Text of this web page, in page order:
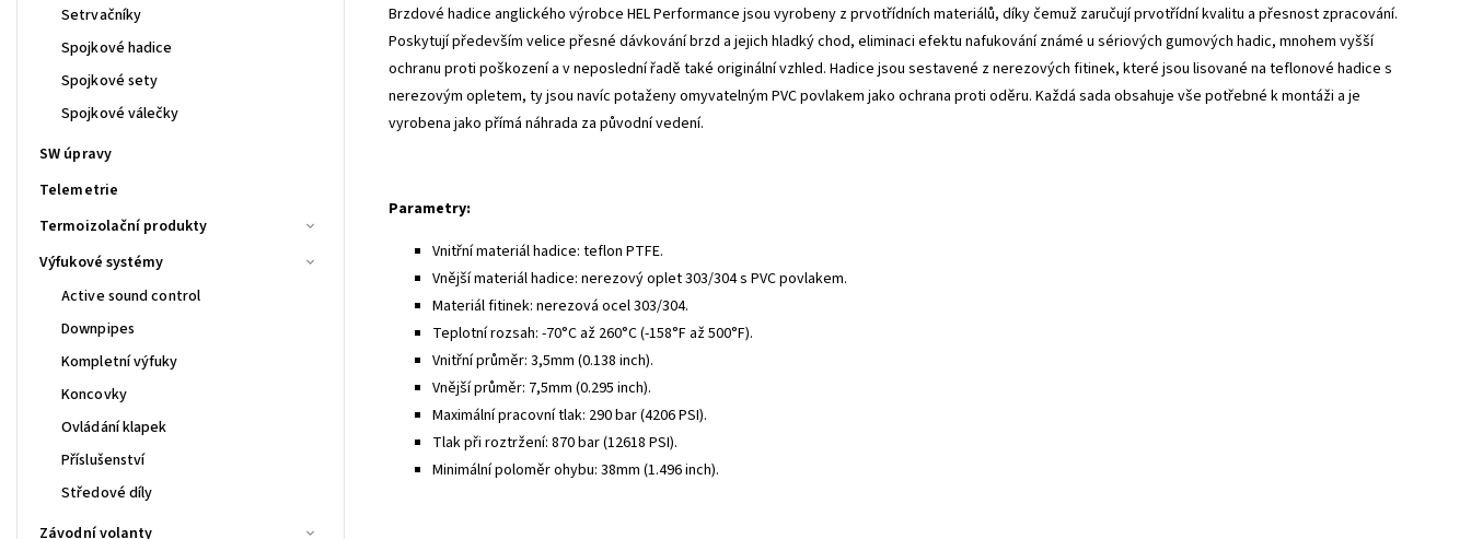
Setrvačníky
Spojkové hadice
Spojkové sety
Spojkové válečky
SW úpravy
Telemetrie
Termoizolační produkty
Výfukové systémy
Active sound control
Downpipes
Kompletní výfuky
Koncovky
Ovládání klapek
Příslušenství
Středové díly
Závodní volanty
Brzdové hadice anglického výrobce HEL Performance jsou vyrobeny z prvotřídních materiálů, díky čemuž zaručují prvotřídní kvalitu a přesnost zpracování.
Poskytují především velice přesné dávkování brzd a jejich hladký chod, eliminaci efektu nafukování známé u sériových gumových hadic, mnohem vyšší
ochranu proti poškození a v neposlední řadě také originální vzhled. Hadice jsou sestavené z nerezových fitinek, které jsou lisované na teflonové hadice s
nerezovým opletem, ty jsou navíc potaženy omyvatelným PVC povlakem jako ochrana proti oděru. Každá sada obsahuje vše potřebné k montáži a je
vyrobena jako přímá náhrada za původní vedení.
Parametry:
Vnitřní materiál hadice: teflon PTFE.
Vnější materiál hadice: nerezový oplet 303/304 s PVC povlakem.
Materiál fitinek: nerezová ocel 303/304.
Teplotní rozsah: -70°C až 260°C (-158°F až 500°F).
Vnitřní průměr: 3,5mm (0.138 inch).
Vnější průměr: 7,5mm (0.295 inch).
Maximální pracovní tlak: 290 bar (4206 PSI).
Tlak při roztržení: 870 bar (12618 PSI).
Minimální poloměr ohybu: 38mm (1.496 inch).